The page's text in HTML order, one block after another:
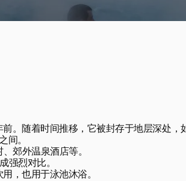
。随着时间推移，它被封存于地层深处，
间。
郊外温泉酒店等。
强烈对比。
，也用于泳池沐浴。